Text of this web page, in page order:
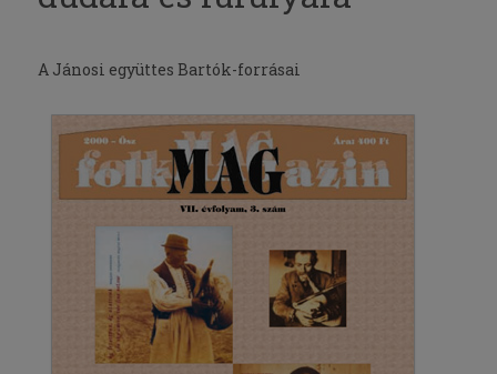
A Jánosi együttes Bartók-forrásai